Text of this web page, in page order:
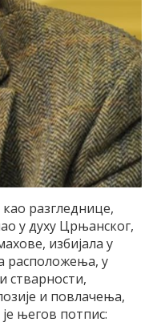
разгледнице,
у духу Црњанског,
избијала у
расположења, у
стварности,
и повлачења,
његов потпис: